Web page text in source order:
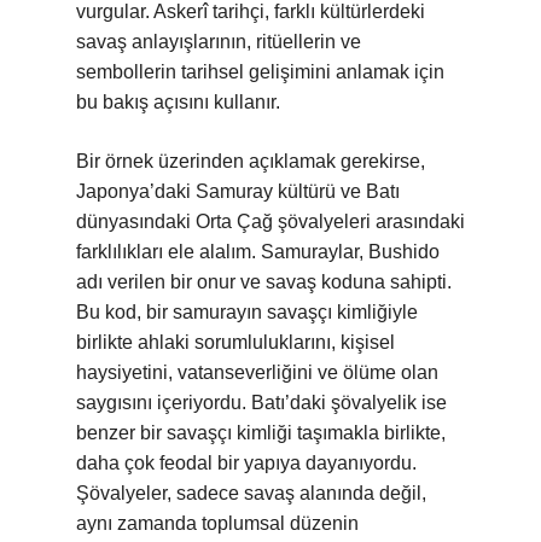
vurgular. Askerî tarihçi, farklı kültürlerdeki
savaş anlayışlarının, ritüellerin ve
sembollerin tarihsel gelişimini anlamak için
bu bakış açısını kullanır.
Bir örnek üzerinden açıklamak gerekirse,
Japonya’daki Samuray kültürü ve Batı
dünyasındaki Orta Çağ şövalyeleri arasındaki
farklılıkları ele alalım. Samuraylar, Bushido
adı verilen bir onur ve savaş koduna sahipti.
Bu kod, bir samurayın savaşçı kimliğiyle
birlikte ahlaki sorumluluklarını, kişisel
haysiyetini, vatanseverliğini ve ölüme olan
saygısını içeriyordu. Batı’daki şövalyelik ise
benzer bir savaşçı kimliği taşımakla birlikte,
daha çok feodal bir yapıya dayanıyordu.
Şövalyeler, sadece savaş alanında değil,
aynı zamanda toplumsal düzenin